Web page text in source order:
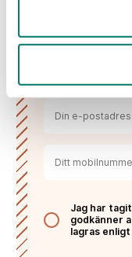
Lämna
Jag har
godkänner
lagras